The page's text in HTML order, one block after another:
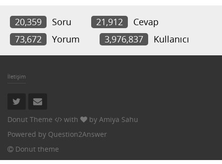
20,359 Soru 21,912
Cevap
73,672
Yorum 3,976,837 Kullanıcı
İletişim
Donut Theme with by Amiya Sahu
Powered by Question2Answer
Donut theme